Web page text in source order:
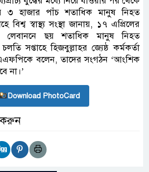
৩ হাজার পাঁচ শতাধিক মানুষ নিহত
বিশ্ব স্বাস্থ্য সংস্থা জানায়, ১৭ এপ্রিলের
লেবাননে ছয় শতাধিক মানুষ নিহত
সপ্তাহে হিজবুল্লাহর জ্যেষ্ঠ কর্মকর্তা
বলেন, তাদের সংগঠন ‘আংশিক
না।’
Download PhotoCard
করুন